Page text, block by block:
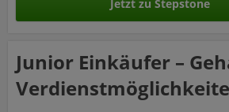
Jetzt zu Stepstone
Junior Einkäufer –